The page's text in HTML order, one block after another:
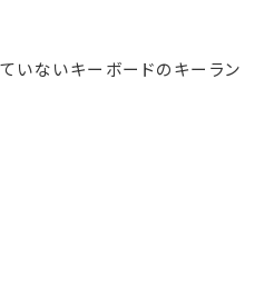
いないキーボードのキーラン